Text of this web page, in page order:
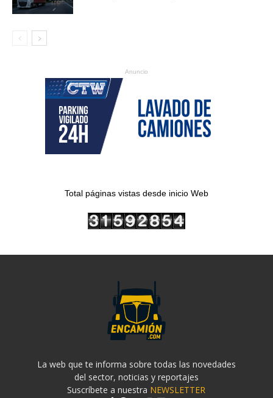
Anuncio
Total páginas vistas desde inicio Web
La web que te informa sobre todas las novedades
del sector, noticias y reportajes
Suscríbete a nuestra NEWSLETTER